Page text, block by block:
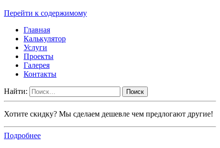
Перейти к содержимому
Главная
Калькулятор
Услуги
Проекты
Галерея
Контакты
Найти:
Хотите скидку? Мы сделаем дешевле чем предлогают другие!
Подробнее